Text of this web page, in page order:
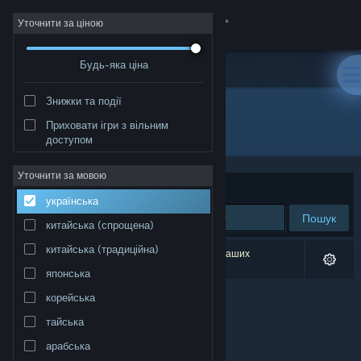
Увійти
Крамниця
Інформація
Підтримка
Змінити мову
Переглянути повну версію
Уточнити за ціною
Будь-яка ціна
Знижки та події
Приховати ігри з вільним
доступом
Уточнити за мовою
українська
китайська (спрощена)
китайська (традиційна)
японська
корейська
тайська
арабська
Розробник: DDL studio
Упорядкувати за доречністю
Пошук
Результатів вашого пошуку: 0. Відповідно до ваших
уподобань було виключено 1 найменування.